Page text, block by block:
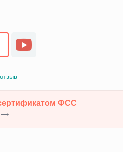
ФСС